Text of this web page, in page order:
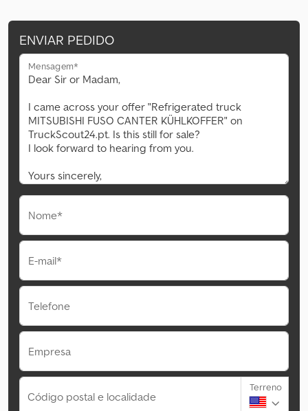
ENVIAR PEDIDO
Mensagem*
Nome*
E-mail*
Telefone
Empresa
Código postal e localidade
Terreno